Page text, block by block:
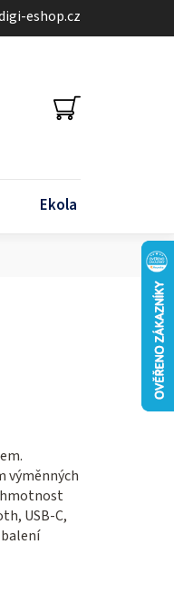
eshop.cz
NÁKUPNÍ
KOŠÍK
Ekola
výměnných
hmotnost
USB-C,